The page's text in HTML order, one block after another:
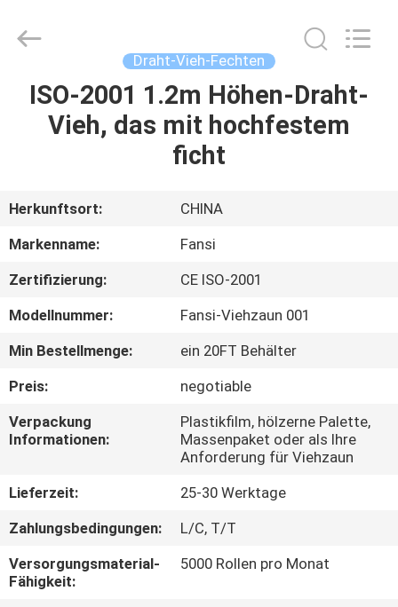
HAUS
ÜBER
UNS
FABRIK-
AUSFLUG
QUALITÄTSKONTROLLE
TRETEN
MIT
UNS
IN
VERBINDUNG
Co.,Ltd.
Developed
Draht-Vieh-Fechten
ISO-2001 1.2m Höhen-Draht-
Vieh, das mit hochfestem
ficht
Herkunftsort:
CHINA
Markenname:
Fansi
Zertifizierung:
CE ISO-2001
Modellnummer:
Fansi-Viehzaun 001
Min Bestellmenge:
ein 20FT Behälter
Preis:
negotiable
Verpackung
Informationen:
Plastikfilm, hölzerne Palette,
Massenpaket oder als Ihre
Anforderung für Viehzaun
Lieferzeit:
25-30 Werktage
Zahlungsbedingungen:
L/C, T/T
Versorgungsmaterial-
Fähigkeit:
5000 Rollen pro Monat